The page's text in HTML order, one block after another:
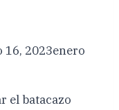
16, 2023enero
el batacazo